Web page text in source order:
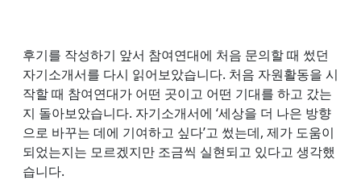
후기를 작성하기 앞서 참여연대에 처음 문의할 때 썼던
자기소개서를 다시 읽어보았습니다. 처음 자원활동을 시
작할 때 참여연대가 어떤 곳이고 어떤 기대를 하고 갔는
지 돌아보았습니다. 자기소개서에 ‘세상을 더 나은 방향
으로 바꾸는 데에 기여하고 싶다’고 썼는데, 제가 도움이
되었는지는 모르겠지만 조금씩 실현되고 있다고 생각했
습니다.